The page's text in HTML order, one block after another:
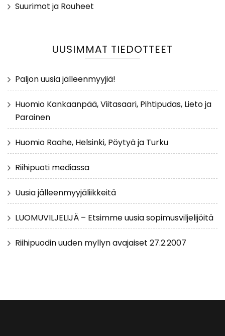
Suurimot ja Rouheet
UUSIMMAT TIEDOTTEET
Paljon uusia jälleenmyyjiä!
Huomio Kankaanpää, Viitasaari, Pihtipudas, Lieto ja
Parainen
Huomio Raahe, Helsinki, Pöytyä ja Turku
Riihipuoti mediassa
Uusia jälleenmyyjäliikkeitä
LUOMUVILJELIJÄ – Etsimme uusia sopimusviljelijöitä
Riihipuodin uuden myllyn avajaiset 27.2.2007